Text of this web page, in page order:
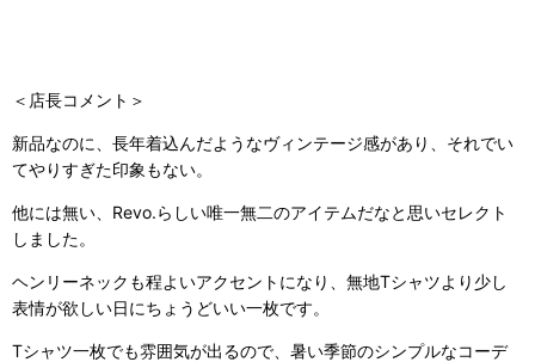
＜店長コメント＞
新品なのに、長年着込んだようなヴィンテージ感があり、それでい
てやりすぎた印象もない。
他には無い、Revo.らしい唯一無二のアイテムだなと思いセレクト
しました。
ヘンリーネックも程よいアクセントになり、無地Tシャツより少し
表情が欲しい日にちょうどいい一枚です。
Tシャツ一枚でも雰囲気が出るので、暑い季節のシンプルなコーデ